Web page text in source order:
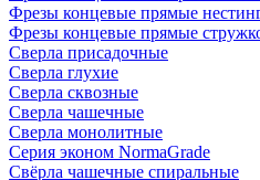
Фрезы концевые прямые
Фрезы концевые прямые
Сверла присадочные
Сверла глухие
Сверла сквозные
Сверла чашечные
Сверла монолитные
Серия эконом NormaGrade
Свёрла чашечные спиральные